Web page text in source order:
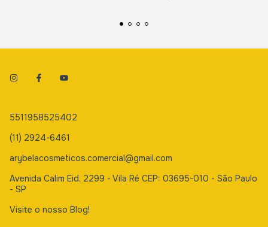
5511958525402
(11) 2924-6461
arybelacosmeticos.comercial@gmail.com
Avenida Calim Eid, 2299 - Vila Ré CEP: 03695-010 - São Paulo
- SP
Visite o nosso Blog!